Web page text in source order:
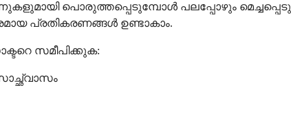
പൊരുത്തപ്പെടുമ്പോൾ പലപ്പോഴും
പ്രതികരണങ്ങൾ ഉണ്ടാകാം.
സമീപിക്കുക: